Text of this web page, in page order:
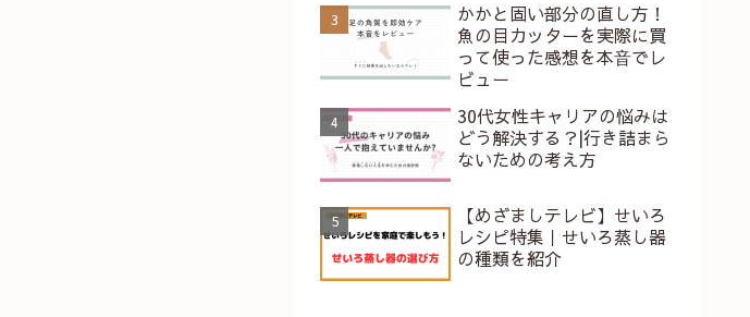
かかと固い部分の直し方！
魚の目カッターを実際に買
って使った感想を本⾳でレ
ビュー
30代女性キャリアの悩みは
どう解決する？|行き詰まら
ないための考え方
【めざましテレビ】せいろ
レシピ特集｜せいろ蒸し器
の種類を紹介